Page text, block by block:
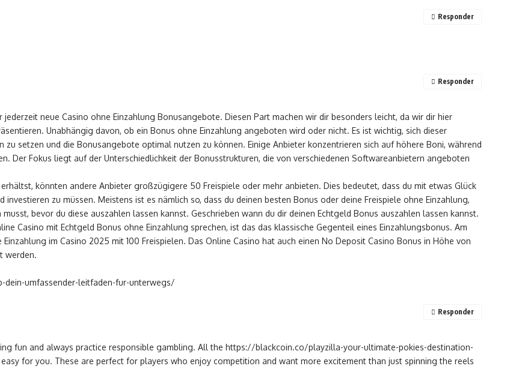
Responder
neue Casino ohne Einzahlung Bonusangebote. Diesen Part machen wir dir besonders leicht, da wir dir hier
Unabhängig davon, ob ein Bonus ohne Einzahlung angeboten wird oder nicht. Es ist wichtig, sich dieser
zu setzen und die Bonusangebote optimal nutzen zu können. Einige Anbieter konzentrieren sich auf höhere Boni, während
Der Fokus liegt auf der Unterschiedlichkeit der Bonusstrukturen, die von verschiedenen Softwareanbietern angeboten
könnten andere Anbieter großzügigere 50 Freispiele oder mehr anbieten. Dies bedeutet, dass du mit etwas Glück
zu müssen. Meistens ist es nämlich so, dass du deinen besten Bonus oder deine Freispiele ohne Einzahlung,
bevor du diese auszahlen lassen kannst. Geschrieben wann du dir deinen Echtgeld Bonus auszahlen lassen kannst.
Casino mit Echtgeld Bonus ohne Einzahlung sprechen, ist das das klassische Gegenteil eines Einzahlungsbonus. Am
im Casino 2025 mit 100 Freispielen. Das Online Casino hat auch einen No Deposit Casino Bonus in Höhe von
werden.
umfassender-leitfaden-fur-unterwegs/
Responder
fun and always practice responsible gambling. All the https://blackcoin.co/playzilla-your-ultimate-pokies-destination-
for you. These are perfect for players who enjoy competition and want more excitement than just spinning the reels
Responder